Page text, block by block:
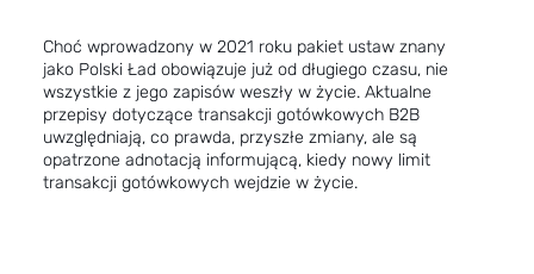
Choć wprowadzony w 2021 roku pakiet ustaw znany
jako Polski Ład obowiązuje już od długiego czasu, nie
wszystkie z jego zapisów weszły w życie. Aktualne
przepisy dotyczące transakcji gotówkowych B2B
uwzględniają, co prawda, przyszłe zmiany, ale są
opatrzone adnotacją informującą, kiedy nowy limit
transakcji gotówkowych wejdzie w życie.